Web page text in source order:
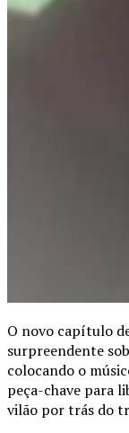
O novo capítulo
surpreendente
colocando o
peça-chave para
vilão por trás do